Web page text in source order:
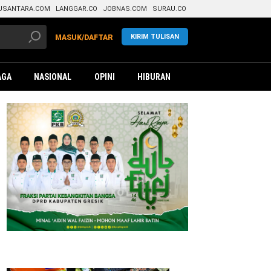
LANGGAR.CO JOBNAS.COM SURAU.CO
KIRIM TULISAN
MASUK/DAFTAR
NASIONAL OPINI HIBURAN